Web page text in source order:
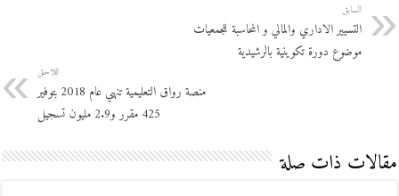
السابق
التسيير الاداري والمالي و المحاسبة للجمعيات
موضوع دورة تكوينية بالرشيدية
اللاحق
منصة رواق التعليمية تنهي عام 2018 بتوفير
425 مقرر و2.9 مليون تسجيل
مقالات ذات صلة